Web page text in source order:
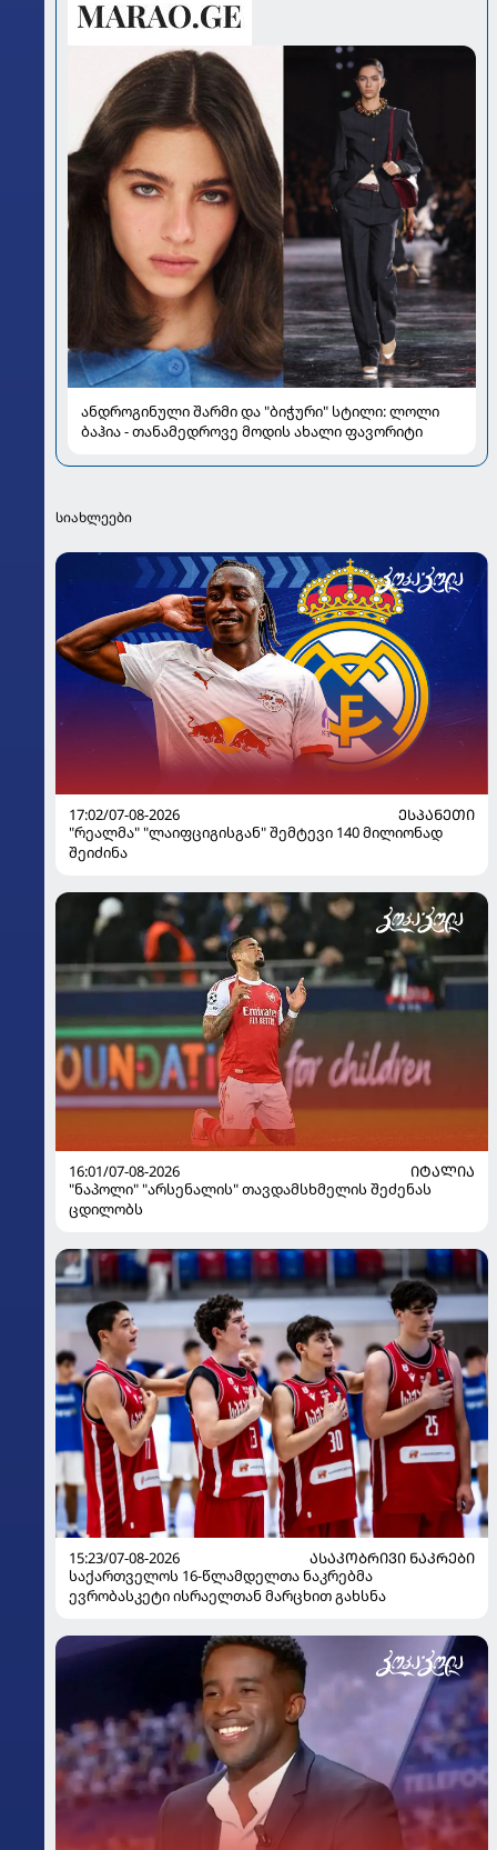
ანდროგინული შარმი და "ბიჭური" სტილი: ლოლი
ბაჰია - თანამედროვე მოდის ახალი ფავორიტი
სიახლეები
17:02/07-08-2026
ᲔᲡᲞᲐᲜᲔᲗᲘ
"რეალმა" "ლაიფციგისგან" შემტევი 140 მილიონად
შეიძინა
16:01/07-08-2026
ᲘᲢᲐᲚᲘᲐ
"ნაპოლი" "არსენალის" თავდამსხმელის შეძენას
ცდილობს
15:23/07-08-2026
ᲐᲡᲐᲙᲝᲑᲠᲘᲕᲘ ᲜᲐᲙᲠᲔᲑᲘ
საქართველოს 16-წლამდელთა ნაკრებმა
ევრობასკეტი ისრაელთან მარცხით გახსნა